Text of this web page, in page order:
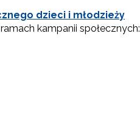
dzieci i młodzieży
kampanii społecznych: